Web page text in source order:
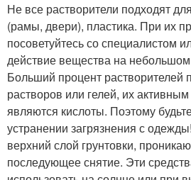
Не все растворители подходят
(рамы, двери), пластика. При их
посоветуйтесь со специалистом
действие вещества на небольшом
Больший процент растворителей
растворов или гелей, их
являются кислоты. Поэтому
устранении загрязнения с
верхний слой грунтовки,
последующее снятие. Эти